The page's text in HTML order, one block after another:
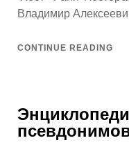
Владимир
CONTINUE READING